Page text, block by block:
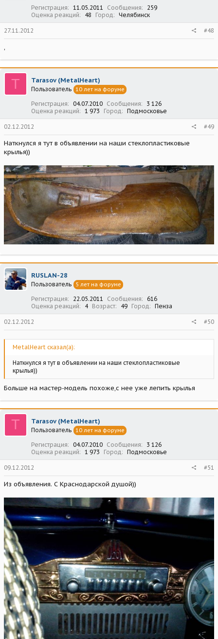
Регистрация 11.05.2011 Сообщения
259
Оценка реакций
48 Город Челябинск
27.11.2012 #48
,
T Tarasov (MetalHeart)
Пользователь 10 лет на форуме
Регистрация 04.07.2010 Сообщения
3 126
Оценка реакций
1 973 Город Подмосковье
02.12.2012 #49
Наткнулся я тут в объявлении на наши стеклопластиковые
крылья))
RUSLAN-28
Пользователь 5 лет на форуме
Регистрация 22.05.2011 Сообщения
616
Оценка реакций
4 Возраст 49 Город Пенза
02.12.2012 #50
MetalHeart сказал(а):
Наткнулся я тут в объявлении на наши стеклопластиковые
крылья))
Больше на мастер-модель похоже,с нее уже лепить крылья
T Tarasov (MetalHeart)
Пользователь 10 лет на форуме
Регистрация 04.07.2010 Сообщения
3 126
Оценка реакций
1 973 Город Подмосковье
09.12.2012 #51
Из объявления. С Краснодарской душой))